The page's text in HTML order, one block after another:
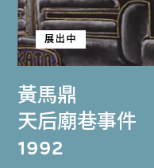
黃馬鼎
展出中
天后廟巷事件
1992